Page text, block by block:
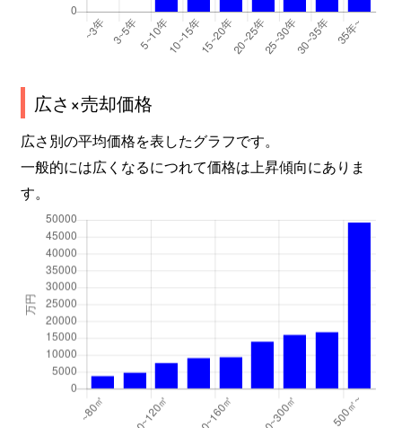
広さ×売却価格
広さ別の平均価格を表したグラフです。
一般的には広くなるにつれて価格は上昇傾向にありま
す。